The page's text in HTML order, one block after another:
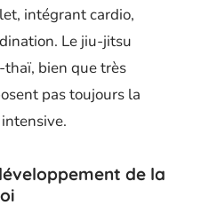
intégrant cardio,
Le jiu-jitsu
bien que très
pas toujours la
de la